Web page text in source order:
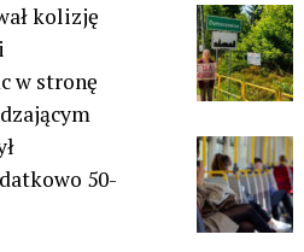
kolizję
w stronę
50-